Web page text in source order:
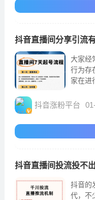
抖音直播间分享引流
大家经
行为存
家在进
种现象
抖音涨粉平台
抖音直播间投流投不
抖音的
代，不